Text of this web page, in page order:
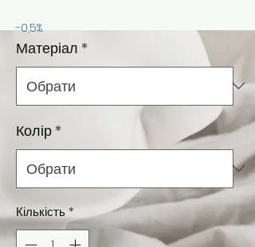
-0,5%
Матеріал *
Колір *
Кількість*